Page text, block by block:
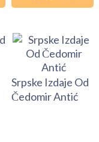
Srpske Izdaje Od
Čedomir Antić